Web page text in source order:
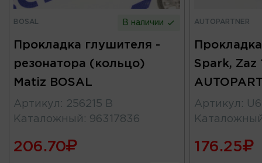
BOSAL В наличии
Прокладка глушителя -
резонатора (кольцо)
Matiz BOSAL
Артикул : 256215 B
Каталожный : 96317836
206.70
AUTOPARTNER
Spark, Zaz
Артикул :
176.25